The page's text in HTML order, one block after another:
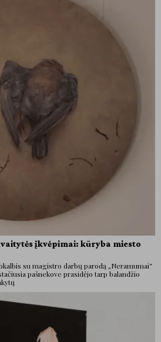
įkvėpimai: kūryba miesto
su magistro darbų parodą „Neramumai“
pašnekove prasidėjo tarp balandžio